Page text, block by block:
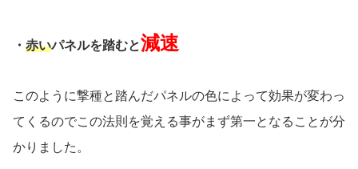
・ 赤いパネルを踏むと減速
このように撃種と踏んだパネルの色によって効果が変わっ
てくるのでこの法則を覚える事がまず第一となることが分
かりました。